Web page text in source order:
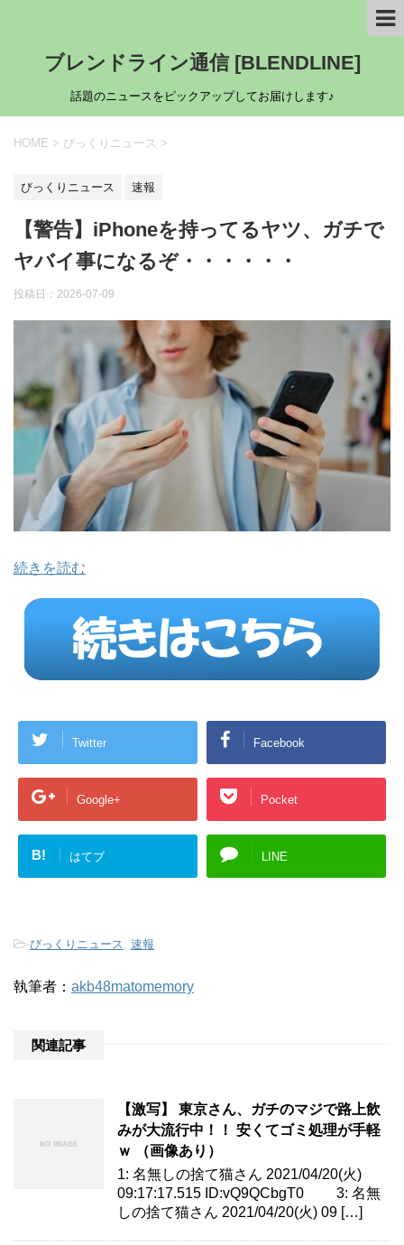
ブレンドライン通信 [BLENDLINE]
話題のニュースをピックアップしてお届けします♪
HOME > びっくりニュース >
びっくりニュース 速報
【警告】iPhoneを持ってるヤツ、ガチで
ヤバイ事になるぞ・・・・・・
投稿日： 2026-07-09
続きを読む
Twitter Facebook
Google+ Pocket
B! はてブ LINE
-びっくりニュース 速報
執筆者： akb48matomemory
関連記事
【激写】 東京さん、ガチのマジで路上飲
みが大流行中！！ 安くてゴミ処理が手軽
ｗ （画像あり）
1: 名無しの捨て猫さん 2021/04/20(火)
09:17:17.515 ID:vQ9QCbgT0 3: 名無
しの捨て猫さん 2021/04/20(火) 09 […]